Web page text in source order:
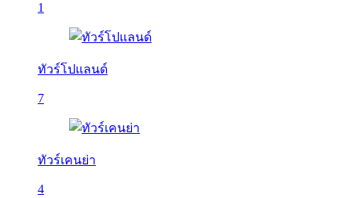
1
ทัวร์โปแลนด์
7
ทัวร์เคนย่า
4